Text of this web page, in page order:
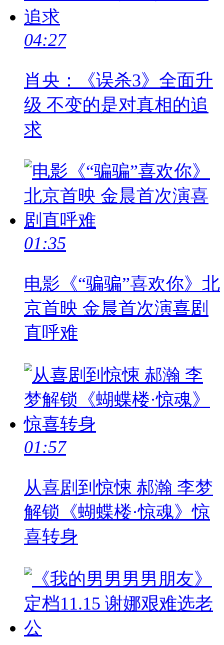
04:27
肖央：《误杀3》全面升
级 不变的是对真相的追
求
01:35
电影《“骗骗”喜欢你》北
京首映 金晨首次演喜剧
直呼难
01:57
从喜剧到惊悚 郝瀚 李梦
解锁《蝴蝶楼·惊魂》惊
喜转身